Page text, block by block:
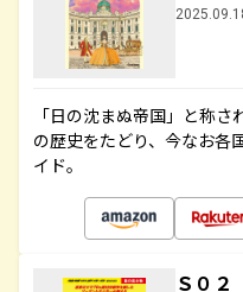
「日の沈まぬ帝国」と称
の歴史をたどり、今なお各
イド。
Ｓ０